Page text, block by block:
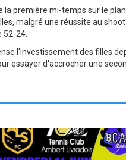
la première mi-temps sur le
malgré une réussite au
24.
l'investissement des filles
essayer d'accrocher une